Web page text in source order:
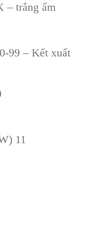
– trắng ấm
99 – Kết xuất
11